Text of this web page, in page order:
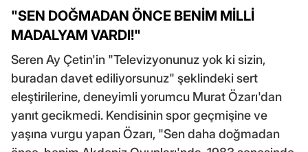
"SEN DOĞMADAN ÖNCE BENİM MİLLİ
MADALYAM VARDI!"
Seren Ay Çetin'in "Televizyonunuz yok ki sizin,
buradan davet ediliyorsunuz" şeklindeki sert
eleştirilerine, deneyimli yorumcu Murat Özarı'dan
yanıt gecikmedi. Kendisinin spor geçmişine ve
yaşına vurgu yapan Özarı, "Sen daha doğmadan